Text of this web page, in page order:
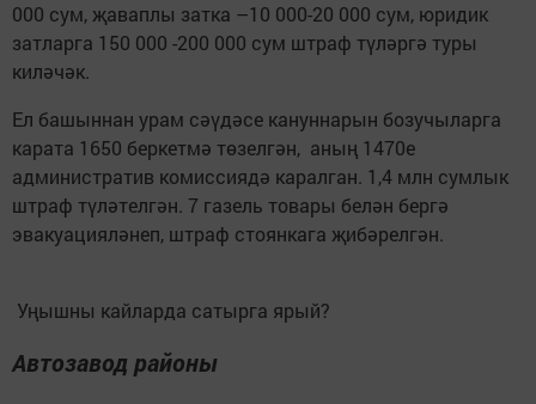
000 сум, җаваплы затка –10 000-20 000 сум, юридик
затларга 150 000 -200 000 сум штраф түләргә туры
киләчәк.
Ел башыннан урам сәүдәсе кануннарын бозучыларга
карата 1650 беркетмә төзелгән, аның 1470е
административ комиссиядә каралган. 1,4 млн сумлык
штраф түләтелгән. 7 газель товары белән бергә
эвакуацияләнеп, штраф стоянкага җибәрелгән.
Уңышны кайларда сатырга ярый?
Автозавод районы